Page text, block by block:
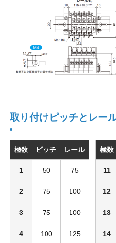
取り付けピッチとレー
極数 ピッチ レール
1 50 75
2 75 100
3 75 100
4 100 125
極数
11
12
13
14